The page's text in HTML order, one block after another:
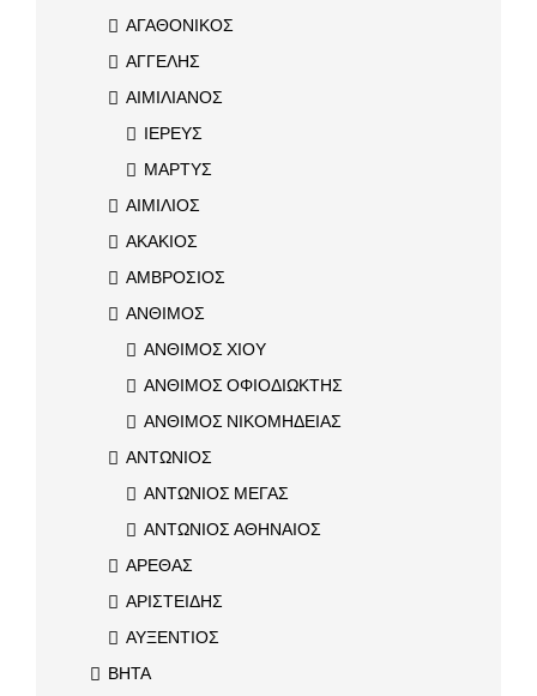
ΑΓΑΘΟΝΙΚΟΣ
ΑΓΓΕΛΗΣ
ΑΙΜΙΛΙΑΝΟΣ
ΙΕΡΕΥΣ
ΜΑΡΤΥΣ
ΑΙΜΙΛΙΟΣ
ΑΚΑΚΙΟΣ
ΑΜΒΡΟΣΙΟΣ
ΑΝΘΙΜΟΣ
ΑΝΘΙΜΟΣ ΧΙΟΥ
ΑΝΘΙΜΟΣ ΟΦΙΟΔΙΩΚΤΗΣ
ΑΝΘΙΜΟΣ ΝΙΚΟΜΗΔΕΙΑΣ
ΑΝΤΩΝΙΟΣ
ΑΝΤΩΝΙΟΣ ΜΕΓΑΣ
ΑΝΤΩΝΙΟΣ ΑΘΗΝΑΙΟΣ
ΑΡΕΘΑΣ
ΑΡΙΣΤΕΙΔΗΣ
ΑΥΞΕΝΤΙΟΣ
ΒΗΤΑ